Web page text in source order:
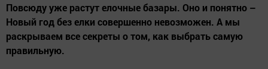
Повсюду уже растут елочные базары. Оно и понятно –
Новый год без елки совершенно невозможен. А мы
раскрываем все секреты о том, как выбрать самую
правильную.